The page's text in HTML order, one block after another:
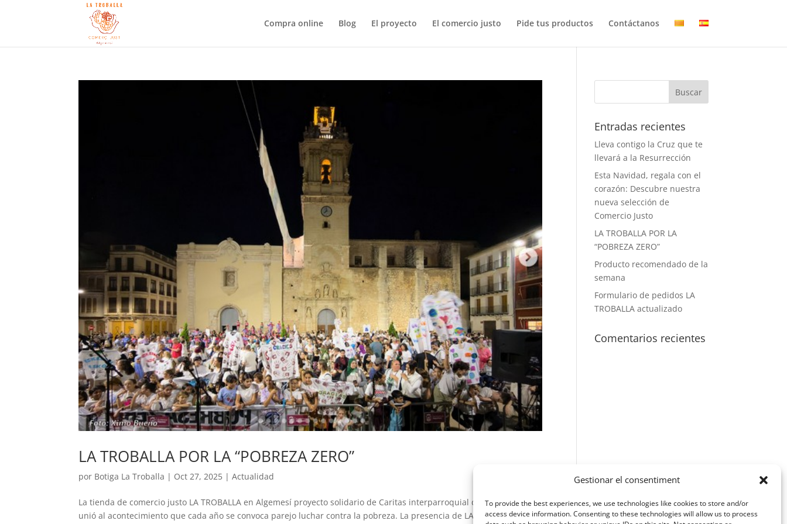
Gestionar el consentiment
To provide the best experiences, we use technologies like cookies to store and/or
access device information. Consenting to these technologies will allow us to process
Compra online Blog El proyecto El comercio justo Pide tus productos Contáctanos
LA TROBALLA POR LA “POBREZA ZERO”
por Botiga La Troballa | Oct 27, 2025 |Actualidad
La tienda de comercio justo LA TROBALLA en Algemesí proyecto solidario de Caritas interparroquial de Algemesí, se
unió al acontecimiento que cada año se convoca parejo luchar contra la pobreza. La presencia de LA TROBALLA el
Entradas recientes
Lleva contigo la Cruz que te
llevará a la Resurrección
Esta Navidad, regala con el
corazón: Descubre nuestra
nueva selección de
Comercio Justo
LA TROBALLA POR LA
“POBREZA ZERO”
Producto recomendado de la
semana
Formulario de pedidos LA
TROBALLA actualizado
Comentarios recientes